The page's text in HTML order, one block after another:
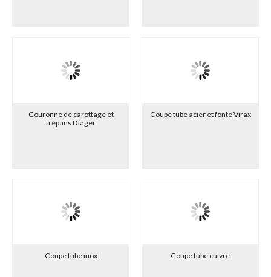
Couronne de carottage et
trépans Diager
Coupe tube acier et fonte Virax
Coupe tube inox Coupe tube cuivre